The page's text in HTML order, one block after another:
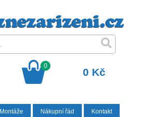
0
0 Kč
Montáže Nákupní řád Kontakt